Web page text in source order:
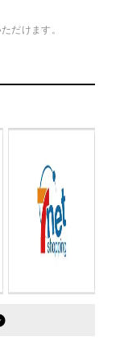
だけます。